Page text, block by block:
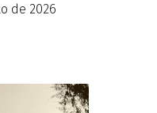
de 2026